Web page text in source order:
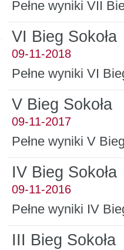
Pełne wyniki VII
VI Bieg Sokoła
09-11-2018
Pełne wyniki VI
V Bieg Sokoła
09-11-2017
Pełne wyniki V
IV Bieg Sokoła
09-11-2016
Pełne wyniki IV
III Bieg Sokoła